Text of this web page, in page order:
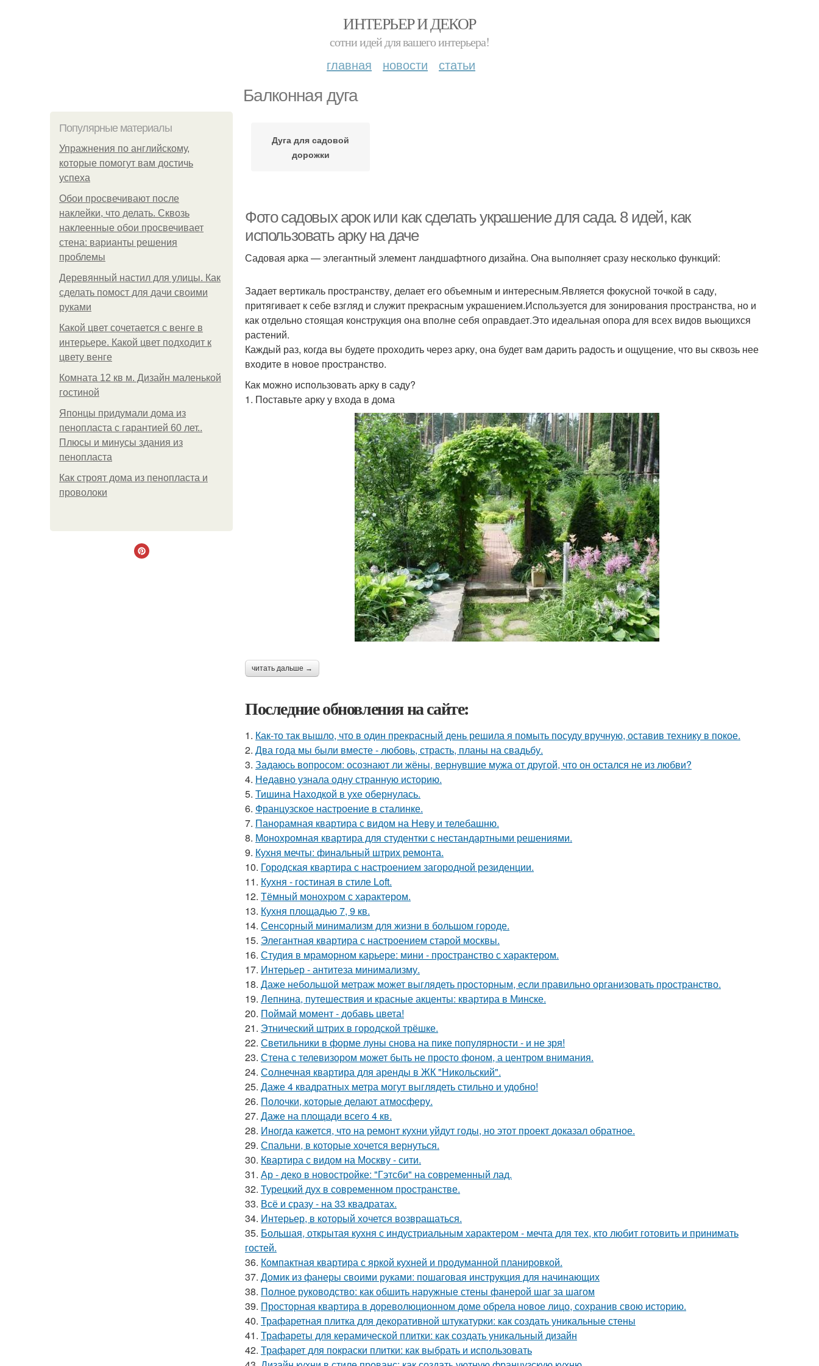
ИНТЕРЬЕР И ДЕКОР
сотни идей для вашего интерьера!
главная новости статьи
Балконная дуга
Популярные материалы
Упражнения по английскому,
которые помогут вам достичь
успеха
Обои просвечивают после
наклейки, что делать. Сквозь
наклеенные обои просвечивает
стена: варианты решения
проблемы
Деревянный настил для улицы. Как
сделать помост для дачи своими
руками
Какой цвет сочетается с венге в
интерьере. Какой цвет подходит к
цвету венге
Комната 12 кв м. Дизайн маленькой
гостиной
Японцы придумали дома из
пенопласта с гарантией 60 лет..
Плюсы и минусы здания из
пенопласта
Как строят дома из пенопласта и
проволоки
Дуга для садовой
дорожки
Фото садовых арок или как сделать украшение для сада. 8 идей, как
использовать арку на даче
Садовая арка — элегантный элемент ландшафтного дизайна. Она выполняет сразу несколько функций:
Задает вертикаль пространству, делает его объемным и интересным.Является фокусной точкой в саду,
притягивает к себе взгляд и служит прекрасным украшением.Используется для зонирования пространства, но и
как отдельно стоящая конструкция она вполне себя оправдает.Это идеальная опора для всех видов вьющихся
растений.
Каждый раз, когда вы будете проходить через арку, она будет вам дарить радость и ощущение, что вы сквозь нее
входите в новое пространство.
Как можно использовать арку в саду?
1. Поставьте арку у входа в дома
читать дальше →
Последние обновления на сайте:
1. Как-то так вышло, что в один прекрасный день решила я помыть посуду вручную, оставив технику в покое.
2. Два года мы были вместе - любовь, страсть, планы на свадьбу.
3. Задаюсь вопросом: осознают ли жёны, вернувшие мужа от другой, что он остался не из любви?
4. Недавно узнала одну странную историю.
5. Тишина Находкой в ухе обернулась.
6. Французское настроение в сталинке.
7. Панорамная квартира с видом на Неву и телебашню.
8. Монохромная квартира для студентки с нестандартными решениями.
9. Кухня мечты: финальный штрих ремонта.
10. Городская квартира с настроением загородной резиденции.
11. Кухня - гостиная в стиле Loft.
12. Тёмный монохром с характером.
13. Кухня площадью 7, 9 кв.
14. Сенсорный минимализм для жизни в большом городе.
15. Элегантная квартира с настроением старой москвы.
16. Студия в мраморном карьере: мини - пространство с характером.
17. Интерьер - антитеза минимализму.
18. Даже небольшой метраж может выглядеть просторным, если правильно организовать пространство.
19. Лепнина, путешествия и красные акценты: квартира в Минске.
20. Поймай момент - добавь цвета!
21. Этнический штрих в городской трёшке.
22. Светильники в форме луны снова на пике популярности - и не зря!
23. Стена с телевизором может быть не просто фоном, а центром внимания.
24. Солнечная квартира для аренды в ЖК "Никольский".
25. Даже 4 квадратных метра могут выглядеть стильно и удобно!
26. Полочки, которые делают атмосферу.
27. Даже на площади всего 4 кв.
28. Иногда кажется, что на ремонт кухни уйдут годы, но этот проект доказал обратное.
29. Спальни, в которые хочется вернуться.
30. Квартира с видом на Москву - сити.
31. Ар - деко в новостройке: "Гэтсби" на современный лад.
32. Турецкий дух в современном пространстве.
33. Всё и сразу - на 33 квадратах.
34. Интерьер, в который хочется возвращаться.
35. Большая, открытая кухня с индустриальным характером - мечта для тех, кто любит готовить и принимать
гостей.
36. Компактная квартира с яркой кухней и продуманной планировкой.
37. Домик из фанеры своими руками: пошаговая инструкция для начинающих
38. Полное руководство: как обшить наружные стены фанерой шаг за шагом
39. Просторная квартира в дореволюционном доме обрела новое лицо, сохранив свою историю.
40. Трафаретная плитка для декоративной штукатурки: как создать уникальные стены
41. Трафареты для керамической плитки: как создать уникальный дизайн
42. Трафарет для покраски плитки: как выбрать и использовать